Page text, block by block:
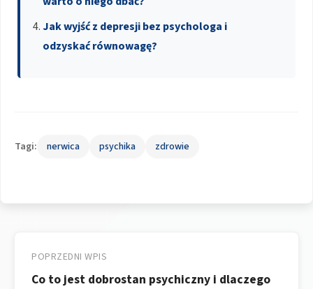
Jak wyjść z depresji bez psychologa i
odzyskać równowagę?
Tagi: nerwica psychika zdrowie
wpisu
POPRZEDNI WPIS
Co to jest dobrostan psychiczny i dlaczego